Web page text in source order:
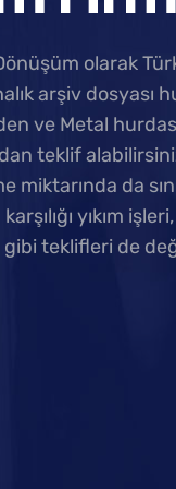
olarak
arşiv dosyası
ve Metal
teklif
da
yıkım
gibi teklifleri de